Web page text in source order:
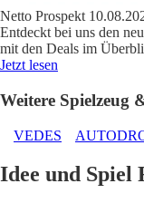
Netto Prospekt
Entdeckt bei uns den
mit den Deals im
Jetzt lesen
Weitere Spielzeug
VEDES
Idee und Spiel